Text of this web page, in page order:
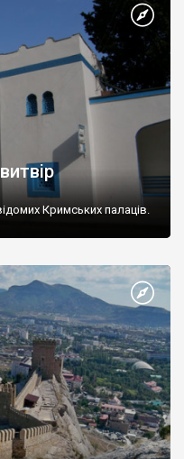
Кримських палаців.